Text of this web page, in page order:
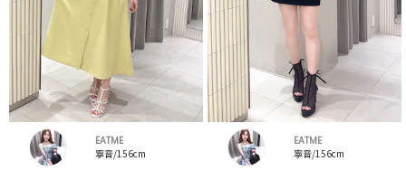
EATME
寧音/156cm
EATME
寧音/156cm